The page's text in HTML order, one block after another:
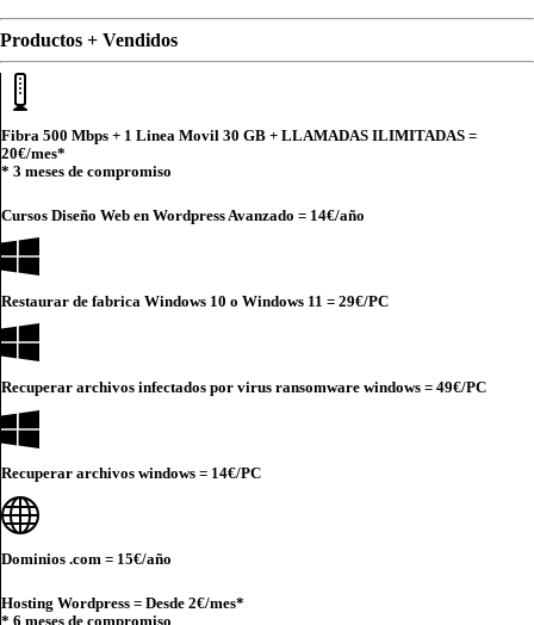
Productos + Vendidos
Fibra 500 Mbps + 1 Linea Movil 30 GB + LLAMADAS ILIMITADAS =
20€/mes*
* 3 meses de compromiso
Cursos Diseño Web en Wordpress Avanzado = 14€/año
Restaurar de fabrica Windows 10 o Windows 11 = 29€/PC
Recuperar archivos infectados por virus ransomware windows = 49€/PC
Recuperar archivos windows = 14€/PC
Dominios .com = 15€/año
Hosting Wordpress = Desde 2€/mes*
* 6 meses de compromiso